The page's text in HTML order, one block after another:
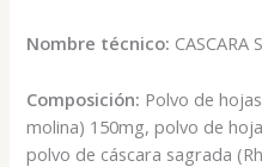
Nombre técnico: CASCARA
Composición: Polvo de
molina) 150mg, polvo de
polvo de cáscara sagrada